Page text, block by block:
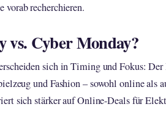
vorab recherchieren.
vs. Cyber Monday?
sich in Timing und Fokus:
und Fashion – sowohl online als
sich stärker auf Online-Deals für